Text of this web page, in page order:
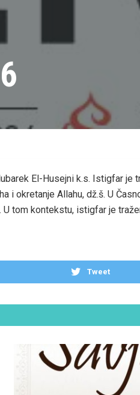
El-Husejni k.s. Istigfar je
i okretanje Allahu, dž.š. U
U tom kontekstu, istigfar je
Tweet